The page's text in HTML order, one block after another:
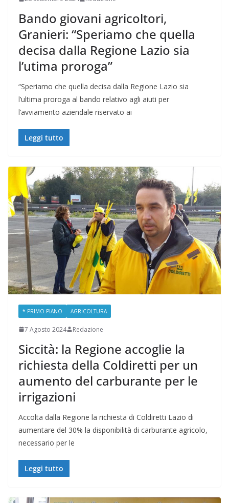
Bando giovani agricoltori,
Granieri: “Speriamo che quella
decisa dalla Regione Lazio sia
l’utima proroga”
“Speriamo che quella decisa dalla Regione Lazio sia
l’ultima proroga al bando relativo agli aiuti per
l’avviamento aziendale riservato ai
Leggi tutto
* PRIMO PIANO AGRICOLTURA
7 Agosto 2024 Redazione
Siccità: la Regione accoglie la
richiesta della Coldiretti per un
aumento del carburante per le
irrigazioni
Accolta dalla Regione la richiesta di Coldiretti Lazio di
aumentare del 30% la disponibilità di carburante agricolo,
necessario per le
Leggi tutto